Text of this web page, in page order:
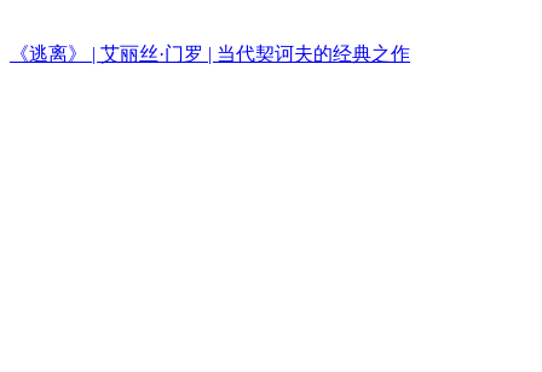
《逃离》 | 艾丽丝·门罗 | 当代契诃夫的经典之作